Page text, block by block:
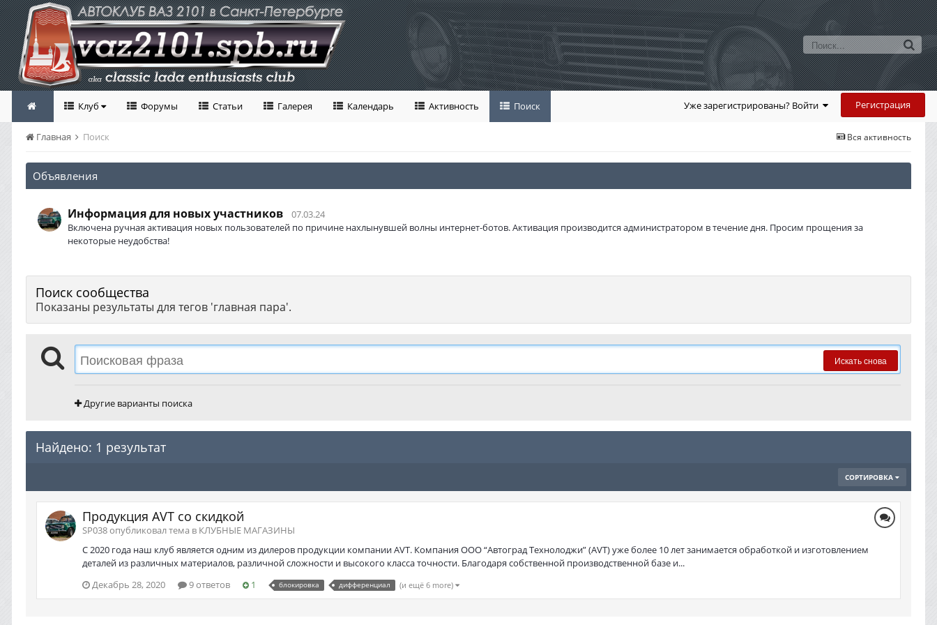
Уже зарегистрированы? Войти Регистрация
Клуб Форумы Статьи Галерея Календарь Активность Поиск
Вся активность
Главная Поиск
Объявления
Информация для новых участников
07.03.24
Включена ручная активация новых пользователей по причине нахлынувшей волны интернет-ботов. Активация производится администратором в течение дня. Просим прощения за
некоторые неудобства!
Поиск сообщества
Показаны результаты для тегов 'главная пара'.
Искать снова
Другие варианты поиска
Найдено: 1 результат
СОРТИРОВКА
Продукция AVT со скидкой
SP038 опубликовал тема в КЛУБНЫЕ МАГАЗИНЫ
С 2020 года наш клуб является одним из дилеров продукции компании AVT. Компания ООО “Автоград Технолоджи” (AVT) уже более 10 лет занимается обработкой и изготовлением
деталей из различных материалов, различной сложности и высокого класса точности. Благодаря собственной производственной базе и...
Декабрь 28, 2020
9 ответов 1 блокировка дифференциал (и ещё 6 more)